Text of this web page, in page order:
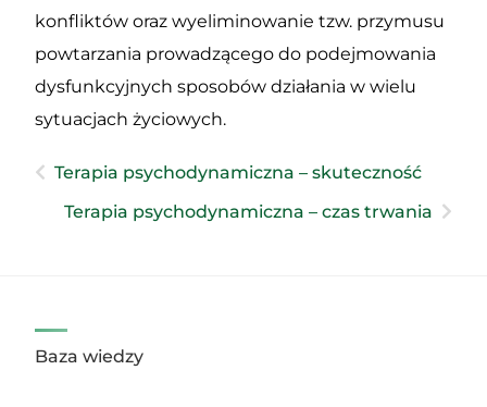
konfliktów oraz wyeliminowanie tzw. przymusu
powtarzania prowadzącego do podejmowania
dysfunkcyjnych sposobów działania w wielu
sytuacjach życiowych.
Terapia psychodynamiczna – skuteczność
Terapia psychodynamiczna – czas trwania
Baza wiedzy